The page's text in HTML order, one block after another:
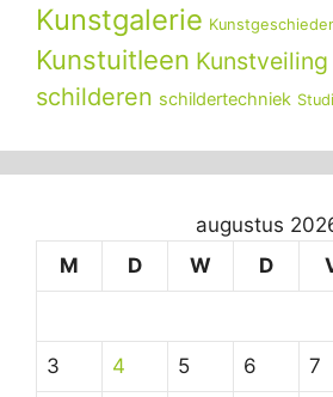
Kunstgalerie
Kunstuitleen Kunstveiling
schilderen schildertechniek
augustus
M
D W D
3 4 5 6 7